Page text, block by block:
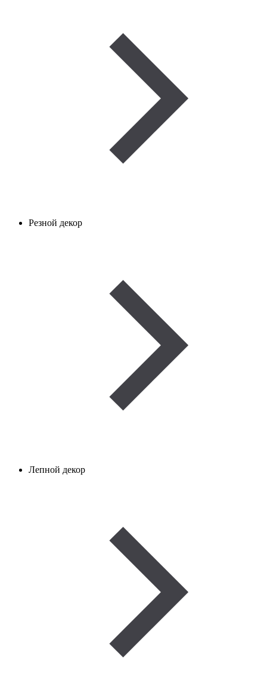
Резной декор
Лепной декор